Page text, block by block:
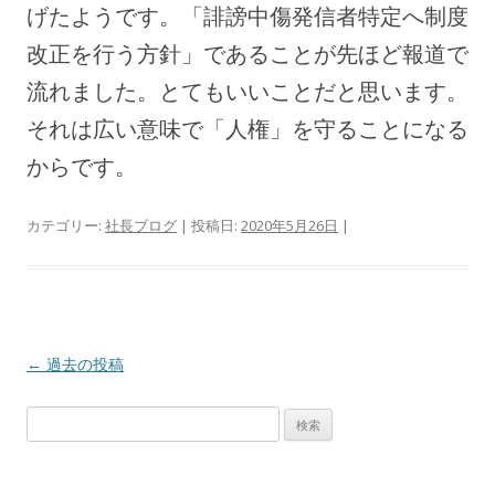
げたようです。「誹謗中傷発信者特定へ制度
改正を行う方針」であることが先ほど報道で
流れました。とてもいいことだと思います。
それは広い意味で「人権」を守ることになる
からです。
カテゴリー: 社長ブログ | 投稿日: 2020年5月26日 |
投
← 過去の投稿
索: